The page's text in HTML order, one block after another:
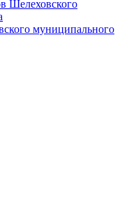
Шелеховского
муниципального